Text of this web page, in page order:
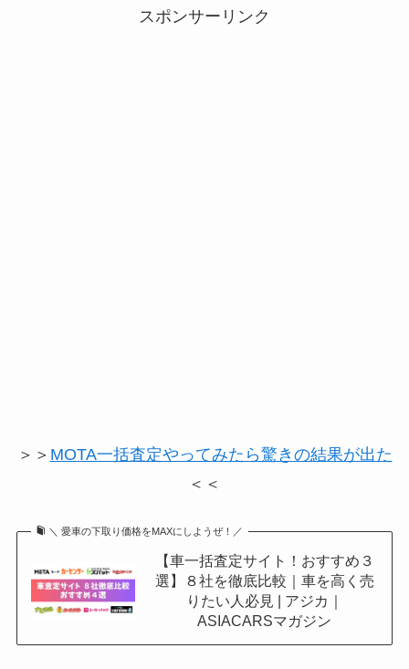
スポンサーリンク
＞＞ MOTA一括査定やってみたら驚きの結果が出た
＜＜
＼ 愛車の下取り価格をMAXにしようぜ！／
【車一括査定サイト！おすすめ３
選】８社を徹底比較｜車を高く売
りたい人必見 | アジカ｜
ASIACARSマガジン